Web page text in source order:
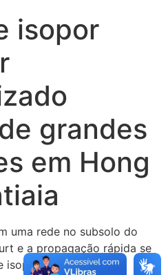
isopor
de grandes
em Hong
uma rede no subsolo do
e a propagação rápida se
isopor.